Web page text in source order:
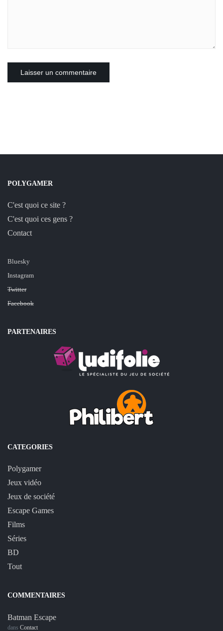
POLYGAMER
C'est quoi ce site ?
C'est quoi ces gens ?
Contact
Bluesky
Instagram
Twitter
Facebook
PARTENAIRES
CATEGORIES
Polygamer
Jeux vidéo
Jeux de société
Escape Games
Films
Séries
BD
Tout
COMMENTAIRES
Batman Escape
dans Contact